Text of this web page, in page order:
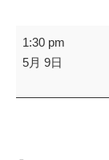
聖
書
究・
1:30 pm
5月 9日